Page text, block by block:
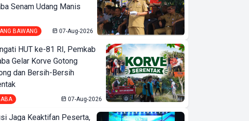
Senam Udang Manis
BAWANG 07-Aug-2026
HUT ke-81 RI, Pemkab
Gelar Korve Gotong
dan Bersih-Bersih
07-Aug-2026
Jaga Keaktifan Peserta,